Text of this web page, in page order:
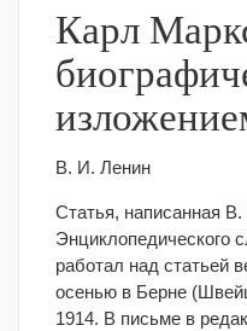
Карл
В. И. Ленин
Cтатья, написанная
Энциклопедического
работал над статьей
осенью в Берне
1914. В письме в